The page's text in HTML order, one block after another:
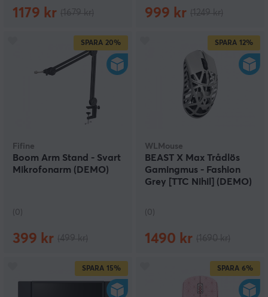
1179 kr 999 kr
SPARA 20%
Fifine
Boom Arm Stand - Svart
Mikrofonarm (DEMO)
(0)
399 kr
SPARA 12%
WLMouse
BEAST X Max Trådlös
Gamingmus - Fashion
Grey [TTC Nihil] (DEMO)
(0)
1490 kr
SPARA 15% SPARA 6%